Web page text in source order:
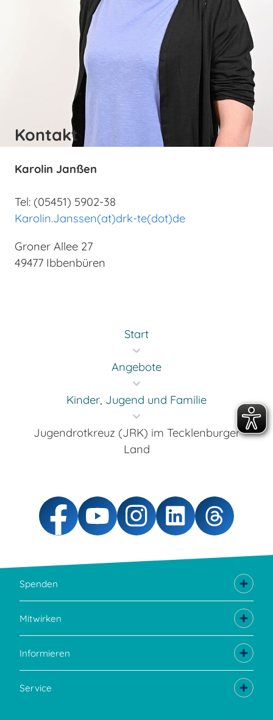
Kontakt
Karolin Janßen
Tel: (05451) 5902-38
Karolin.Janssen(at)drk-te(dot)de
Groner Allee 27
49477 Ibbenbüren
Start
Angebote
Kinder, Jugend und Familie
Jugendrotkreuz (JRK) im Tecklenburger
Land
Spenden
Mitwirken
Informieren
Service